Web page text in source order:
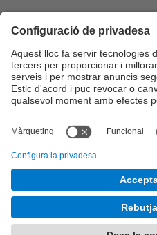
Actualitat R+D+I
La recerca a la UPC
La transferència, l'emprenedoria i
la innovació a la UPC
Foment i suport a la recerca
transferència, l'emprenedoria i la
Serveis per a empreses
© UPC Universitat Politècnica de